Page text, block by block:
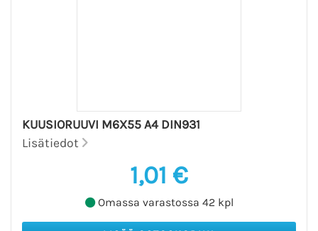
KUUSIORUUVI M6X55 A4 DIN931
Lisätiedot
1,01 €
Omassa varastossa 42 kpl